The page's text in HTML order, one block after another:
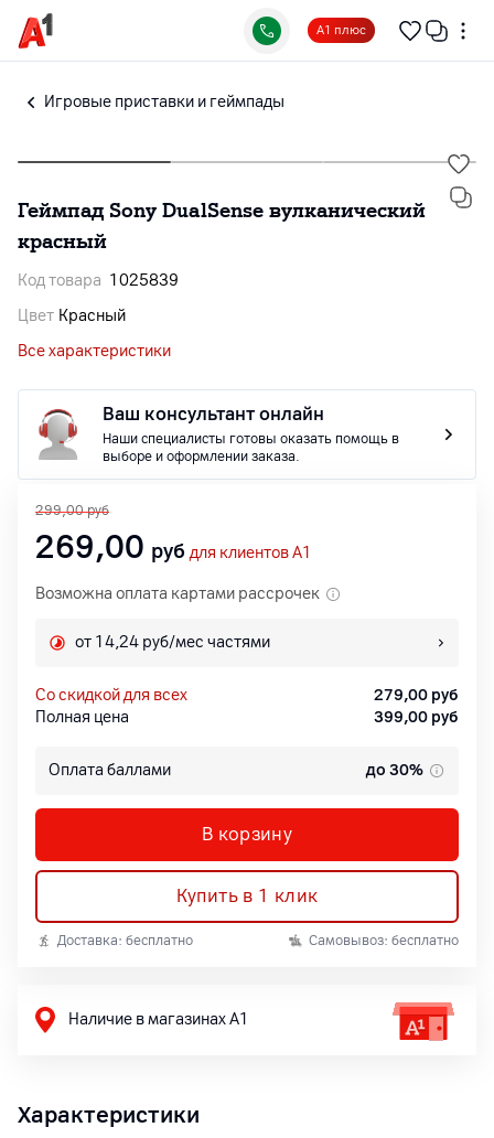
А1 плюс
Игровые приставки и геймпады
Геймпад Sony DualSense вулканический
красный
Код товара 1025839
Цвет Красный
Все характеристики
Ваш консультант онлайн
Наши специалисты готовы оказать помощь в
выборе и оформлении заказа.
299,00 руб
269,00 руб для клиентов A1
Возможна оплата картами рассрочек
от 14,24 руб/мес частями
со скидкой для всех 279,00 руб
Полная цена
399,00 руб
Оплата баллами до 30%
В корзину
Купить в 1 клик
Доставка: бесплатно Самовывоз: бесплатно
Наличие в магазинах А1
Характеристики